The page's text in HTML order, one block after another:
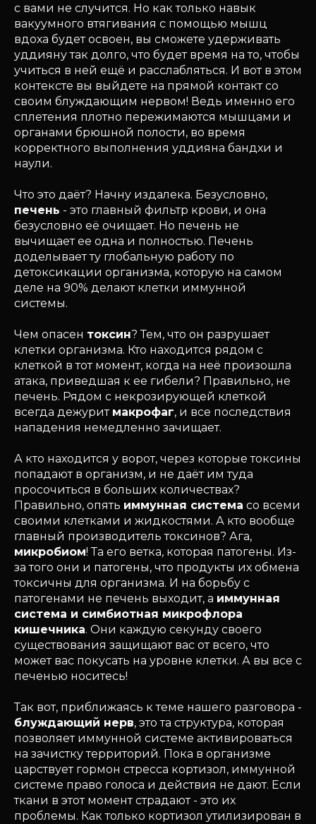
с вами не случится. Но как только навык
вакуумного втягивания с помощью мышц
вдоха будет освоен, вы сможете удерживать
уддияну так долго, что будет время на то, чтобы
учиться в ней ещё и расслабляться. И вот в этом
контексте вы выйдете на прямой контакт со
своим блуждающим нервом! Ведь именно его
сплетения плотно пережимаются мышцами и
органами брюшной полости, во время
корректного выполнения уддияна бандхи и
наули.
Что это даёт? Начну издалека. Безусловно,
печень - это главный фильтр крови, и она
безусловно её очищает. Но печень не
вычищает ее одна и полностью. Печень
доделывает ту глобальную работу по
детоксикации организма, которую на самом
деле на 90% делают клетки иммунной
системы.
Чем опасен токсин? Тем, что он разрушает
клетки организма. Кто находится рядом с
клеткой в тот момент, когда на неё произошла
атака, приведшая к ее гибели? Правильно, не
печень. Рядом с некрозирующей клеткой
всегда дежурит макрофаг, и все последствия
нападения немедленно зачищает.
А кто находится у ворот, через которые токсины
попадают в организм, и не даёт им туда
просочиться в больших количествах?
Правильно, опять иммунная система со всеми
своими клетками и жидкостями. А кто вообще
главный производитель токсинов? Ага,
микробиом! Та его ветка, которая патогены. Из-
за того они и патогены, что продукты их обмена
токсичны для организма. И на борьбу с
патогенами не печень выходит, а иммунная
система и симбиотная микрофлора
кишечника. Они каждую секунду своего
существования защищают вас от всего, что
может вас покусать на уровне клетки. А вы все с
печенью носитесь!
Так вот, приближаясь к теме нашего разговора -
блуждающий нерв, это та структура, которая
позволяет иммунной системе активироваться
на зачистку территорий. Пока в организме
царствует гормон стресса кортизол, иммунной
системе право голоса и действия не дают. Если
ткани в этот момент страдают - это их
проблемы. Как только кортизол утилизирован в